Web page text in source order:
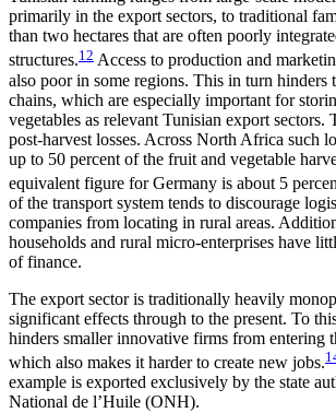
primarily in the export sectors, to traditional
than two hec­tares that are often poorly
structures.12 Access to production and
also poor in some regions. This in turn hinders
chains, which are espe­cially important for
vegetables as relevant Tunisian export sectors.
post-harvest losses. Across North Africa such
up to 50 percent of the fruit and veg­etable
equivalent figure for Germany is about 5
of the transport system tends to discourage
companies from locating in rural areas.
households and rural micro-enter­prises have
of finance.
The export sector is traditionally heavily
significant effects through to the present. To
hinders smaller innovative firms from entering
which also makes it harder to create new jobs.
example is exported exclusively by the state
National de l’Huile (ONH).